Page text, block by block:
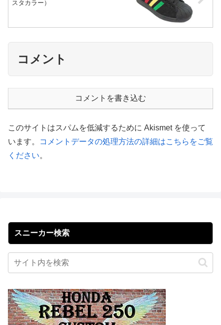
スタカラー）
コメント
コメントを書き込む
このサイトはスパムを低減するために Akismet を使って
います。
コメントデータの処理方法の詳細はこちらをご覧
ください。
スニーカー検索